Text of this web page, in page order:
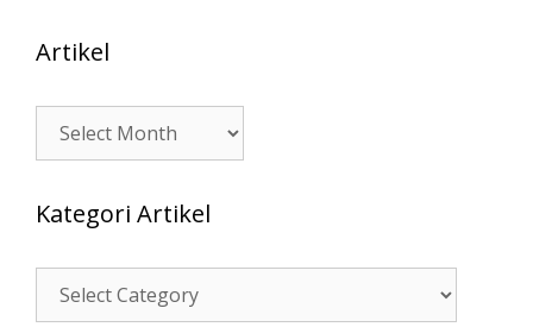
Artikel
Artikel
Kategori Artikel
Kategori
Artikel